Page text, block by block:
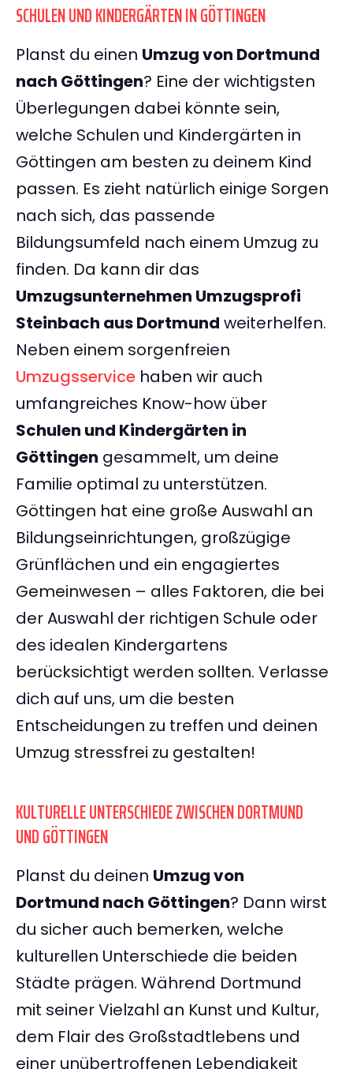
SCHULEN UND KINDERGÄRTEN IN GÖTTINGEN
Planst du einen Umzug von Dortmund
nach Göttingen? Eine der wichtigsten
Überlegungen dabei könnte sein,
welche Schulen und Kindergärten in
Göttingen am besten zu deinem Kind
passen. Es zieht natürlich einige Sorgen
nach sich, das passende
Bildungsumfeld nach einem Umzug zu
finden. Da kann dir das
Umzugsunternehmen Umzugsprofi
Steinbach aus Dortmund weiterhelfen.
Neben einem sorgenfreien
Umzugsservice haben wir auch
umfangreiches Know-how über
Schulen und Kindergärten in
Göttingen gesammelt, um deine
Familie optimal zu unterstützen.
Göttingen hat eine große Auswahl an
Bildungseinrichtungen, großzügige
Grünflächen und ein engagiertes
Gemeinwesen – alles Faktoren, die bei
der Auswahl der richtigen Schule oder
des idealen Kindergartens
berücksichtigt werden sollten. Verlasse
dich auf uns, um die besten
Entscheidungen zu treffen und deinen
Umzug stressfrei zu gestalten!
KULTURELLE UNTERSCHIEDE ZWISCHEN DORTMUND
UND GÖTTINGEN
Planst du deinen Umzug von
Dortmund nach Göttingen? Dann wirst
du sicher auch bemerken, welche
kulturellen Unterschiede die beiden
Städte prägen. Während Dortmund
mit seiner Vielzahl an Kunst und Kultur,
dem Flair des Großstadtlebens und
einer unübertroffenen Lebendigkeit